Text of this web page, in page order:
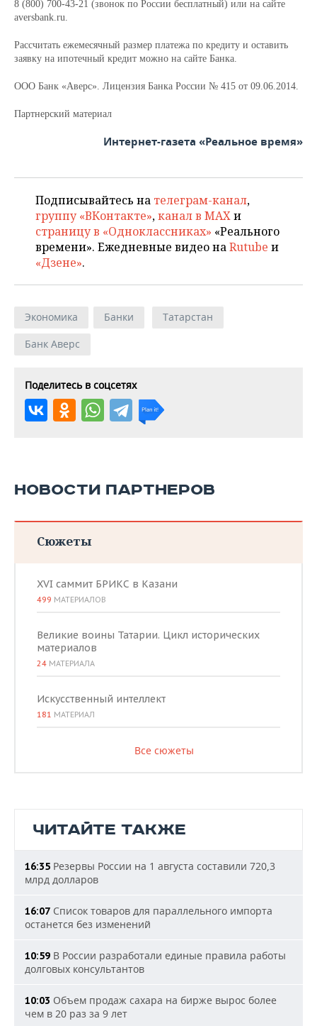
8 (800) 700-43-21 (звонок по России бесплатный) или на сайте
aversbank.ru.
Рассчитать ежемесячный размер платежа по кредиту и оставить
заявку на ипотечный кредит можно на сайте Банка.
ООО Банк «Аверс». Лицензия Банка России № 415 от 09.06.2014.
Партнерский материал
Интернет-газета «Реальное время»
Подписывайтесь на телеграм-канал,
группу «ВКонтакте»,канал в MAXи
страницу в «Одноклассниках» «Реального
времени». Ежедневные видео наRutube и
«Дзене».
Экономика Банки
Татарстан
Банк Аверс
Поделитесь в соцсетях
НОВОСТИ ПАРТНЕРОВ
Сюжеты
XVI саммит БРИКС в Казани
499 МАТЕРИАЛОВ
Великие воины Татарии. Цикл исторических
материалов
24 МАТЕРИАЛА
Искусственный интеллект
181 МАТЕРИАЛ
Все сюжеты
ЧИТАЙТЕ ТАКЖЕ
16:35 Резервы России на 1 августа составили 720,3
млрд долларов
16:07 Список товаров для параллельного импорта
останется без изменений
10:59 В России разработали единые правила работы
долговых консультантов
10:03 Объем продаж сахара на бирже вырос более
чем в 20 раз за 9 лет